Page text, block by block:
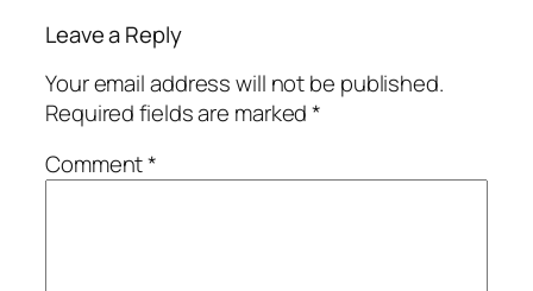
Leave a Reply
Your email address will not be published.
Required fields are marked*
Comment*